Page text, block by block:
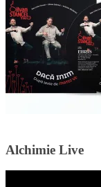
Alchimie Live